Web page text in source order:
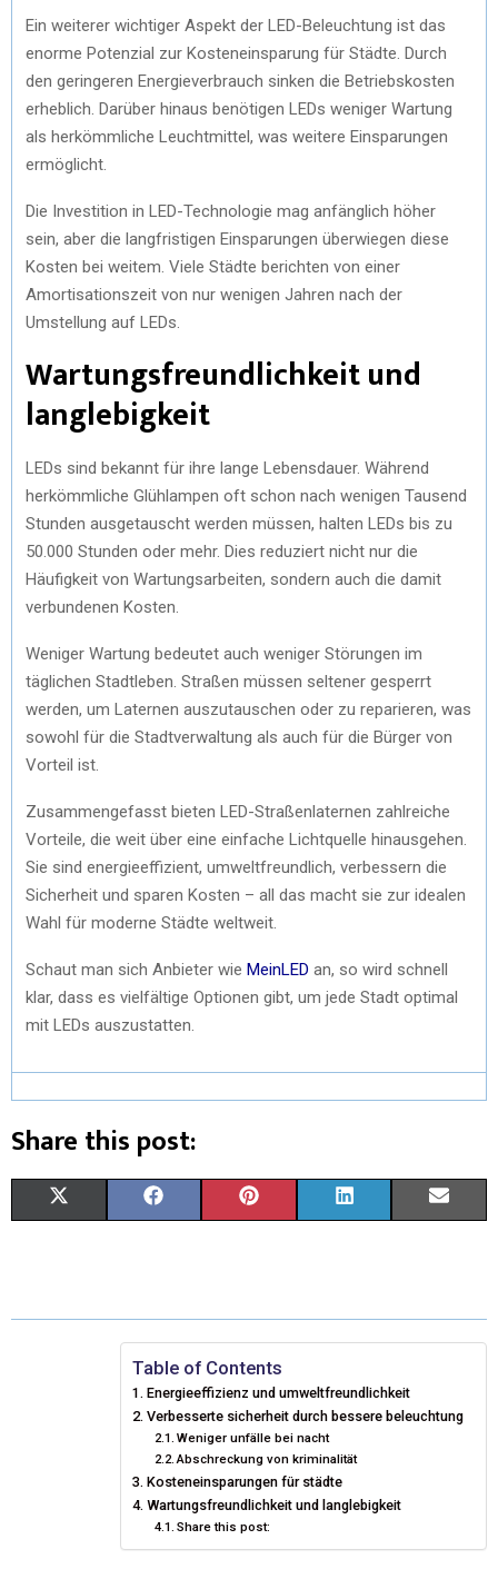
Ein weiterer wichtiger Aspekt der LED-Beleuchtung ist das
enorme Potenzial zur Kosteneinsparung für Städte. Durch
den geringeren Energieverbrauch sinken die Betriebskosten
erheblich. Darüber hinaus benötigen LEDs weniger Wartung
als herkömmliche Leuchtmittel, was weitere Einsparungen
ermöglicht.
Die Investition in LED-Technologie mag anfänglich höher
sein, aber die langfristigen Einsparungen überwiegen diese
Kosten bei weitem. Viele Städte berichten von einer
Amortisationszeit von nur wenigen Jahren nach der
Umstellung auf LEDs.
Wartungsfreundlichkeit und
langlebigkeit
LEDs sind bekannt für ihre lange Lebensdauer. Während
herkömmliche Glühlampen oft schon nach wenigen Tausend
Stunden ausgetauscht werden müssen, halten LEDs bis zu
50.000 Stunden oder mehr. Dies reduziert nicht nur die
Häufigkeit von Wartungsarbeiten, sondern auch die damit
verbundenen Kosten.
Weniger Wartung bedeutet auch weniger Störungen im
täglichen Stadtleben. Straßen müssen seltener gesperrt
werden, um Laternen auszutauschen oder zu reparieren, was
sowohl für die Stadtverwaltung als auch für die Bürger von
Vorteil ist.
Zusammengefasst bieten LED-Straßenlaternen zahlreiche
Vorteile, die weit über eine einfache Lichtquelle hinausgehen.
Sie sind energieeffizient, umweltfreundlich, verbessern die
Sicherheit und sparen Kosten – all das macht sie zur idealen
Wahl für moderne Städte weltweit.
Schaut man sich Anbieter wie MeinLED an, so wird schnell
klar, dass es vielfältige Optionen gibt, um jede Stadt optimal
mit LEDs auszustatten.
Share this post:
W E
O
O
K
T
E
R
E
S
K
D
I
Table of Contents
Energieeffizienz und umweltfreundlichkeit
Verbesserte sicherheit durch bessere beleuchtung
Weniger unfälle bei nacht
Abschreckung von kriminalität
Kosteneinsparungen für städte
Wartungsfreundlichkeit und langlebigkeit
Share this post: